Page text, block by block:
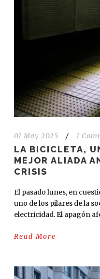
01 May 2025 / 1
LA BICICLETA,
MEJOR ALIADA
CRISIS
El pasado lunes, en
uno de los pilares de la
electricidad. El apagón
Read More